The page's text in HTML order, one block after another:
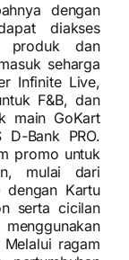
dengan
diakses
produk dan
seharga
Infinite Live,
F&B, dan
main GoKart
D-Bank PRO.
promo untuk
mulai dari
dengan Kartu
serta cicilan
ragam